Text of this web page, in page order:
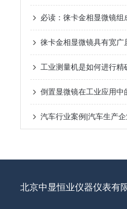
工业测量机是如何进行精
倒置显微镜在工业应用中
北京中显恒业仪器仪表有